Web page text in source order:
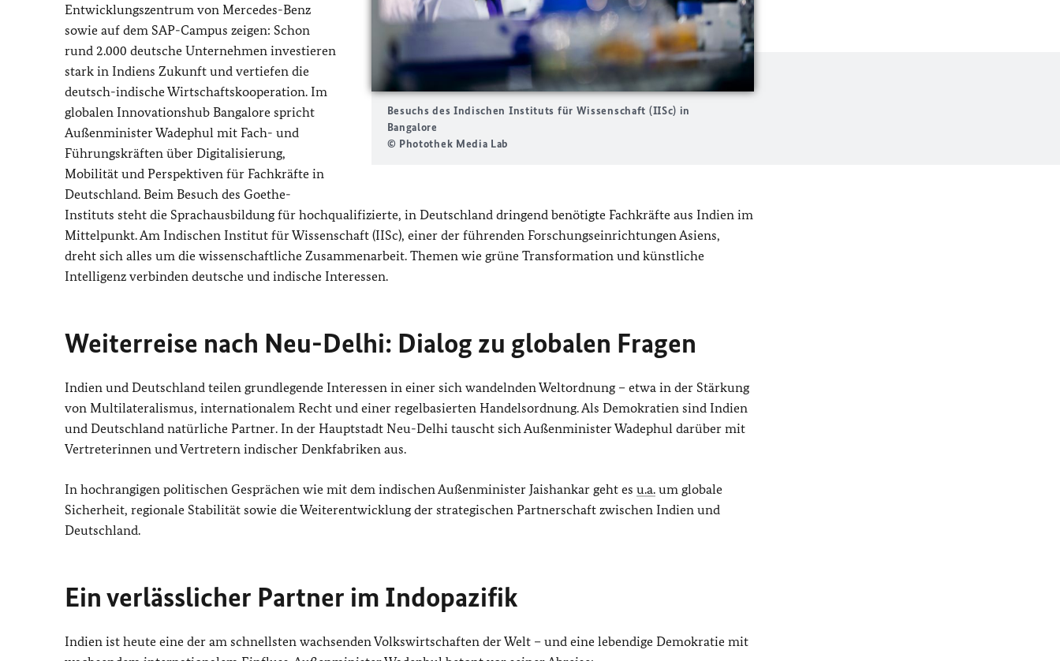
Besuchs des Indischen Instituts für Wissenschaft (IISc) in
Bangalore
© Photothek Media Lab
Entwicklungszentrum von Mercedes-Benz
sowie auf dem SAP-Campus zeigen: Schon
rund 2.000 deutsche Unternehmen investieren
stark in Indiens Zukunft und vertiefen die
deutsch-indische Wirtschaftskooperation. Im
globalen Innovationshub Bangalore spricht
Außenminister Wadephul mit Fach- und
Führungskräften über Digitalisierung,
Mobilität und Perspektiven für Fachkräfte in
Deutschland. Beim Besuch des Goethe-
Instituts steht die Sprachausbildung für hochqualifizierte, in Deutschland dringend benötigte Fachkräfte aus Indien im
Mittelpunkt. Am Indischen Institut für Wissenschaft (IISc), einer der führenden Forschungseinrichtungen Asiens,
dreht sich alles um die wissenschaftliche Zusammenarbeit. Themen wie grüne Transformation und künstliche
Intelligenz verbinden deutsche und indische Interessen.
Weiterreise nach Neu-Delhi: Dialog zu globalen Fragen
Indien und Deutschland teilen grundlegende Interessen in einer sich wandelnden Weltordnung – etwa in der Stärkung
von Multilateralismus, internationalem Recht und einer regelbasierten Handelsordnung. Als Demokratien sind Indien
und Deutschland natürliche Partner. In der Hauptstadt Neu-Delhi tauscht sich Außenminister Wadephul darüber mit
Vertreterinnen und Vertretern indischer Denkfabriken aus.
In hochrangigen politischen Gesprächen wie mit dem indischen Außenminister Jaishankar geht es u.a. um globale
Sicherheit, regionale Stabilität sowie die Weiterentwicklung der strategischen Partnerschaft zwischen Indien und
Deutschland.
Ein verlässlicher Partner im Indopazifik
Indien ist heute eine der am schnellsten wachsenden Volkswirtschaften der Welt – und eine lebendige Demokratie mit